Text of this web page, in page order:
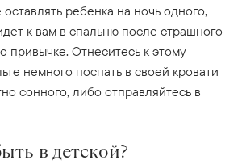
ребенка на ночь одного,
к вам в спальню после страшного
привычке. Отнеситесь к этому
немного поспать в своей кровати
сонного, либо отправляйтесь в
в детской?